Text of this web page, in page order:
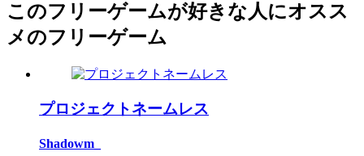
このフリーゲームが好きな人にオスス
メのフリーゲーム
プロジェクトネームレス
Shadowm_